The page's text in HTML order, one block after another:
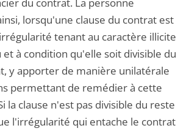
lorsqu'une clause du contrat est
tenant au caractère illicite
et à condition qu'elle soit divisible du
y apporter de manière unilatérale
permettant de remédier à cette
la clause n'est pas divisible du reste
l'irrégularité qui entache le contrat